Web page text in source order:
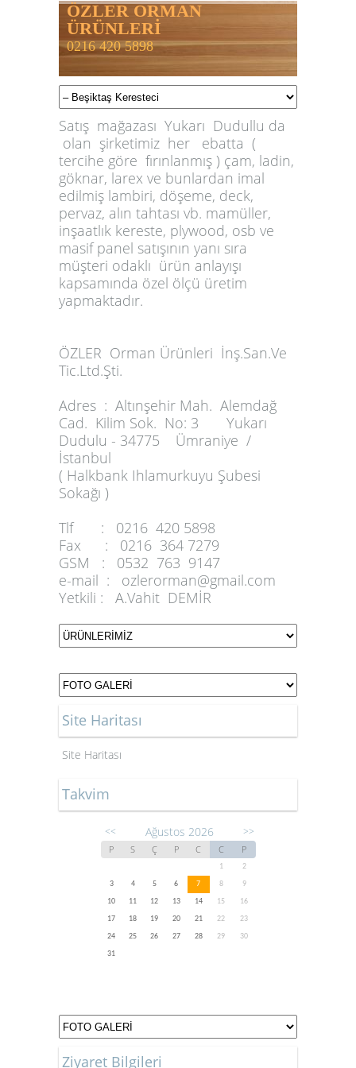
ÖZLER ORMAN
ÜRÜNLERİ
0216 420 5898
Satış mağazası Yukarı Dudullu da
olan şirketimiz her ebatta (
tercihe göre fırınlanmış ) çam, ladin,
göknar, larex ve bunlardan imal
edilmiş lambiri, döşeme, deck,
pervaz, alın tahtası vb. mamüller,
inşaatlık kereste, plywood, osb ve
masif panel satışının yanı sıra
müşteri odaklı ürün anlayışı
kapsamında özel ölçü üretim
yapmaktadır.
ÖZLER Orman Ürünleri İnş.San.Ve
Tic.Ltd.Şti.
Adres : Altınşehir Mah. Alemdağ
Cad. Kilim Sok. No: 3 Yukarı
Dudulu - 34775 Ümraniye /
İstanbul
( Halkbank Ihlamurkuyu Şubesi
Sokağı )
Tlf :
0216 420 5898
Fax :
0216 364 7279
GSM :
0532 763 9147
e-mail :
ozlerorman@gmail.com
Yetkili :
A.Vahit DEMİR
Site Haritası
Site Haritası
Takvim
<< Ağustos 2026 >>
P S Ç P C C P
1
2
3
4 5 6 7 8
9
10
11 12 13 14 15
16
17
18 19 20 21 22
23
24
25 26 27 28 29
30
31
Ziyaret Bilgileri